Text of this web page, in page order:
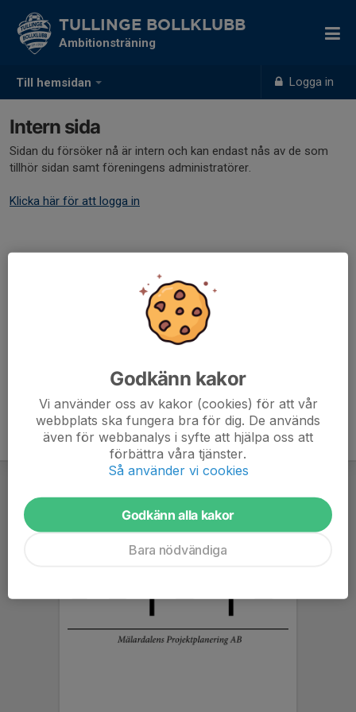
Till hemsidan Logga in
TULLINGE BOLLKLUBB
Ambitionsträning
Intern sida
Sidan du försöker nå är intern och kan endast nås av de som
tillhör sidan samt föreningens administratörer.
Klicka här för att logga in
Godkänn kakor
Vi använder oss av kakor (cookies) för att vår
webbplats ska fungera bra för dig. De används
även för webbanalys i syfte att hjälpa oss att
förbättra våra tjänster.
Så använder vi cookies
Godkänn alla kakor
Bara nödvändiga